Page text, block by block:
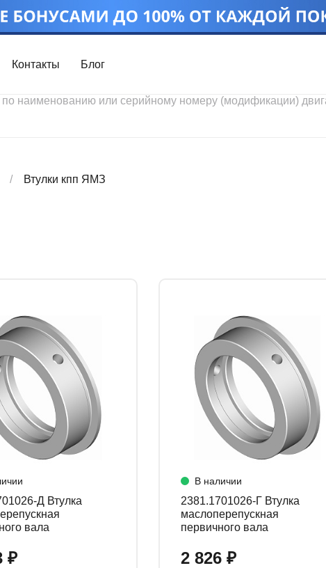
Контакты Блог
Скидки
Втулки кпп ЯМЗ
Д Втулка
вала
₽
В наличии
2381.1701026-Г Втулка
маслоперепускная
первичного вала
2 826 ₽